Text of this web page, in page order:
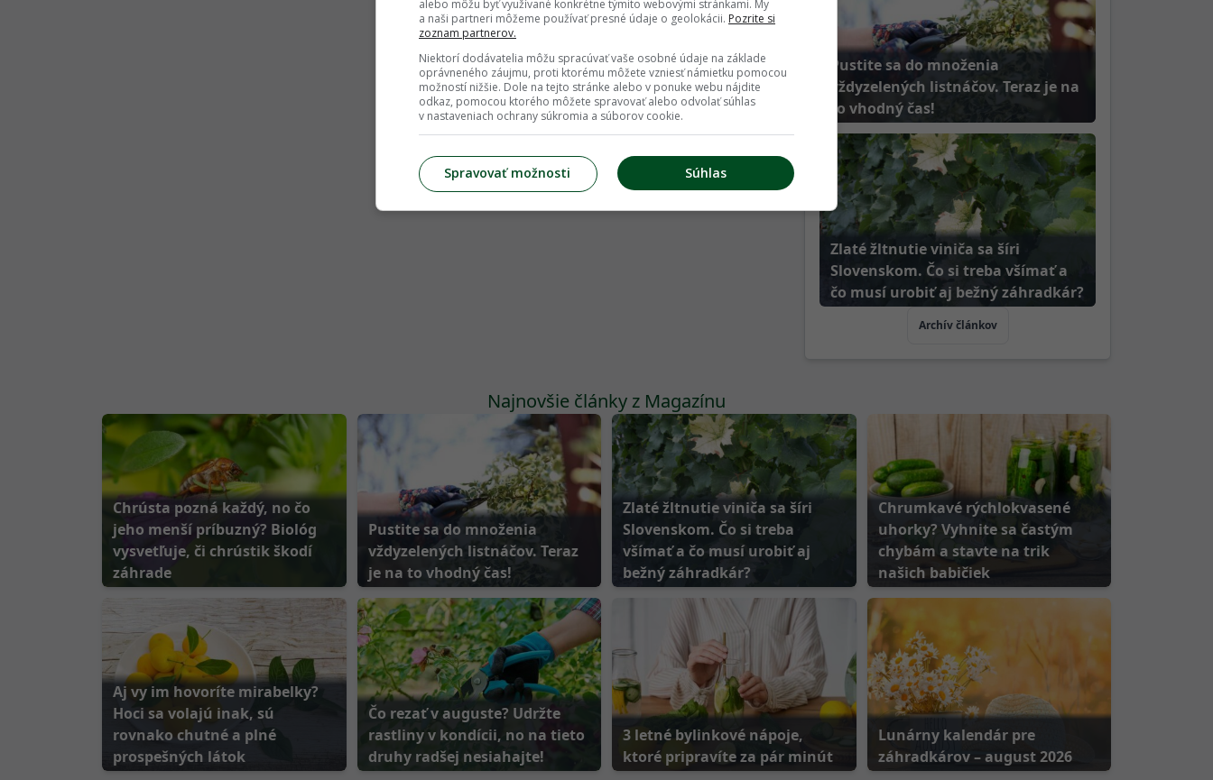
Pustite sa do množenia
vždyzelených listnáčov. Teraz je na
to vhodný čas!
Zlaté žltnutie viniča sa šíri
Slovenskom. Čo si treba všímať a
čo musí urobiť aj bežný záhradkár?
Archív článkov
Najnovšie články z Magazínu
Chrústa pozná každý, no čo
jeho menší príbuzný? Biológ
vysvetľuje, či chrústik škodí
záhrade
Pustite sa do množenia
vždyzelených listnáčov. Teraz
je na to vhodný čas!
Zlaté žltnutie viniča sa šíri
Slovenskom. Čo si treba
všímať a čo musí urobiť aj
bežný záhradkár?
Chrumkavé rýchlokvasené
uhorky? Vyhnite sa častým
chybám a stavte na trik
našich babičiek
Aj vy im hovoríte mirabelky?
Hoci sa volajú inak, sú
rovnako chutné a plné
prospešných látok
Čo rezať v auguste? Udržte
rastliny v kondícii, no na tieto
druhy radšej nesiahajte!
3 letné bylinkové nápoje,
ktoré pripravíte za pár minút
Lunárny kalendár pre
záhradkárov – august 2026
alebo môžu byť využívané konkrétne týmito webovými stránkami. My
a naši partneri môžeme používať presné údaje o geolokácii. Pozrite si
zoznam partnerov.
Niektorí dodávatelia môžu spracúvať vaše osobné údaje na základe
oprávneného záujmu, proti ktorému môžete vzniesť námietku pomocou
možností nižšie. Dole na tejto stránke alebo v ponuke webu nájdite
odkaz, pomocou ktorého môžete spravovať alebo odvolať súhlas
v nastaveniach ochrany súkromia a súborov cookie.
Súhlas
Spravovať možnosti